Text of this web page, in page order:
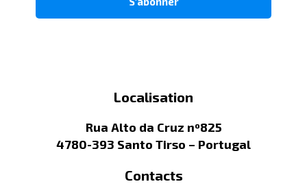
Localisation
Rua Alto da Cruz nº825
4780-393 Santo Tirso – Portugal
Contacts